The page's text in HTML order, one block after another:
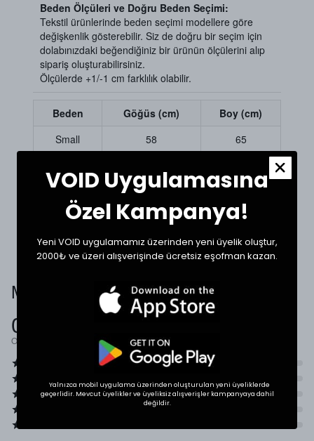
Beden Ölçüleri ve Doğru Beden Seçimi:
Tekstil ürünlerinde beden seçimi modellere göre
değişkenlik gösterebilir. Siz de doğru bir seçim için
dolabınızdaki beğendiğiniz bir ürünün ölçülerini alıp
sipariş oluşturabilirsiniz.
Ölçülerde +1/-1 cm farklılık olabilir.
Beden Göğüs (cm)
Boy (cm)
Small
58
65
Large
62
69
XLarge
65 70
Müşteri Yorumları
0.0
Ortalama Puan
VOID Uygulamasına
Özel Kampanya!
Yeni VOID uygulamamız üzerinden yeni üyelik oluştur,
2000₺ ve üzeri alışverişinde ücretsiz eşofman kazan.
Yalnızca mobil uygulama üzerinden oluşturulan yeni üyeliklerde
geçerlidir. Mevcut üyelikler ve üyeliksiz alışverişler kampanyaya dahil
değildir.